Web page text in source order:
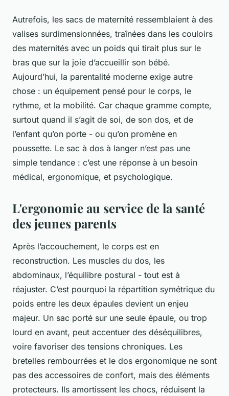
Autrefois, les sacs de maternité ressemblaient à des
valises surdimensionnées, traînées dans les couloirs
des maternités avec un poids qui tirait plus sur le
bras que sur la joie d’accueillir son bébé.
Aujourd’hui, la parentalité moderne exige autre
chose : un équipement pensé pour le corps, le
rythme, et la mobilité. Car chaque gramme compte,
surtout quand il s’agit de soi, de son dos, et de
l’enfant qu’on porte - ou qu’on promène en
poussette. Le sac à dos à langer n’est pas une
simple tendance : c’est une réponse à un besoin
médical, ergonomique, et psychologique.
L'ergonomie au service de la santé
des jeunes parents
Après l’accouchement, le corps est en
reconstruction. Les muscles du dos, les
abdominaux, l’équilibre postural - tout est à
réajuster. C’est pourquoi la répartition symétrique du
poids entre les deux épaules devient un enjeu
majeur. Un sac porté sur une seule épaule, ou trop
lourd en avant, peut accentuer des déséquilibres,
voire favoriser des tensions chroniques. Les
bretelles rembourrées et le dos ergonomique ne sont
pas des accessoires de confort, mais des éléments
protecteurs. Ils amortissent les chocs, réduisent la